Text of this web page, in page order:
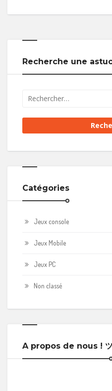
Recherche une
Catégories
Jeux console
Jeux Mobile
Jeux PC
Non classé
A propos de nous ! ツ